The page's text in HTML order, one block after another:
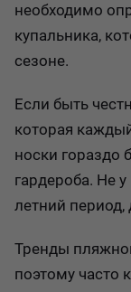
необходимо
купальника,
сезоне.
Если быть
которая
носки гораздо
гардероба. Не
летний период,
Тренды
поэтому часто